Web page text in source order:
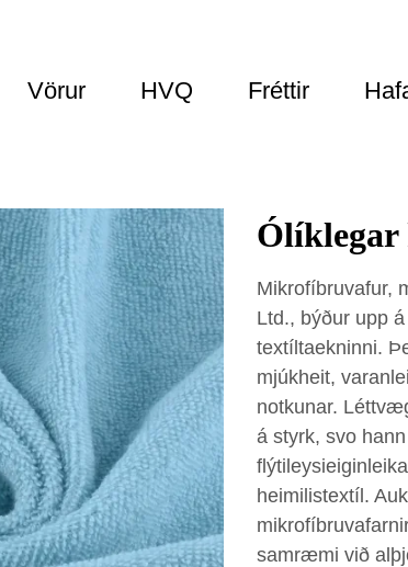
Vörur HVQ Fréttir
Mikrofíbruvafur,
Ltd., býður upp
textíltaekninni.
mjúkheit,
notkunar.
á styrk, svo
heimilistextíl.
samræmi við